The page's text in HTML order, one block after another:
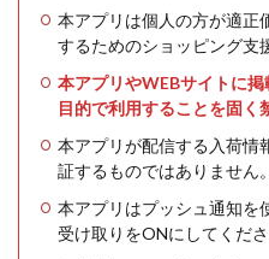
本アプリは個人の方が適正
するためのショッピング支
本アプリやWEBサイトに
目的で利用することを固く
本アプリが配信する入荷情
証するものではありません。
本アプリはプッシュ通知を
受け取りをONにしてくださ